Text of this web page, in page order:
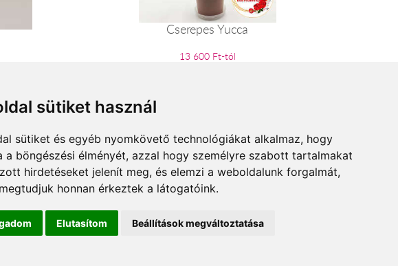
sütiket használ
sütiket és egyéb nyomkövető technológiákat alkalmaz, hogy
a böngészési élményét, azzal hogy személyre szabott tartalmakat
hirdetéseket jelenít meg, és elemzi a weboldalunk forgalmát,
honnan érkeztek a látogatóink.
Elutasítom Beállítások megváltoztatása
Cserepes Yucca
13 600 Ft-tól